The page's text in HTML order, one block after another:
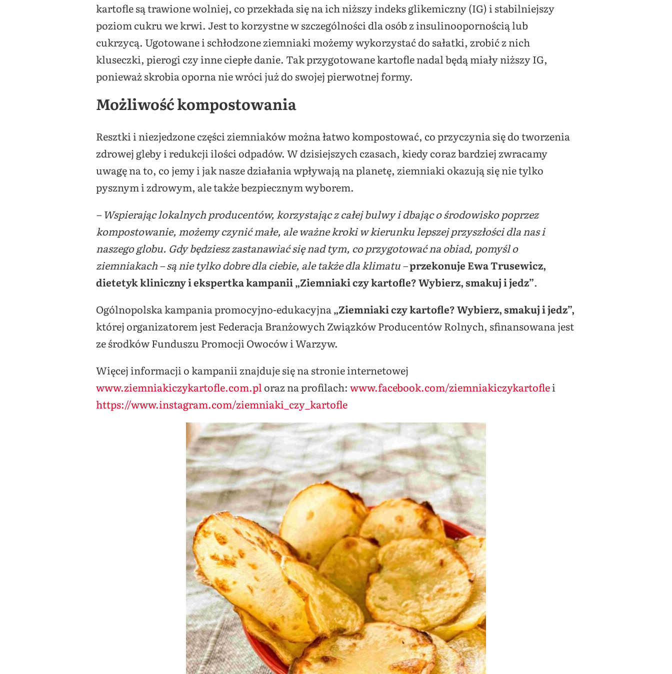
kartofle są trawione wolniej, co przekłada się na ich niższy indeks glikemiczny (IG) i stabilniejszy
poziom cukru we krwi. Jest to korzystne w szczególności dla osób z insulinoopornością lub
cukrzycą. Ugotowane i schłodzone ziemniaki możemy wykorzystać do sałatki, zrobić z nich
kluseczki, pierogi czy inne ciepłe danie. Tak przygotowane kartofle nadal będą miały niższy IG,
ponieważ skrobia oporna nie wróci już do swojej pierwotnej formy.
Możliwość kompostowania
Resztki i niezjedzone części ziemniaków można łatwo kompostować, co przyczynia się do tworzenia
zdrowej gleby i redukcji ilości odpadów. W dzisiejszych czasach, kiedy coraz bardziej zwracamy
uwagę na to, co jemy i jak nasze działania wpływają na planetę, ziemniaki okazują się nie tylko
pysznym i zdrowym, ale także bezpiecznym wyborem.
– Wspierając lokalnych producentów, korzystając z całej bulwy i dbając o środowisko poprzez
kompostowanie, możemy czynić małe, ale ważne kroki w kierunku lepszej przyszłości dla nas i
naszego globu. Gdy będziesz zastanawiać się nad tym, co przygotować na obiad, pomyśl o
ziemniakach – są nie tylko dobre dla ciebie, ale także dla klimatu –przekonuje Ewa Trusewicz,
dietetyk kliniczny i ekspertka kampanii „Ziemniaki czy kartofle? Wybierz, smakuj i jedz”.
Ogólnopolska kampania promocyjno-edukacyjna„Ziemniaki czy kartofle? Wybierz, smakuj i jedz”,
której organizatorem jest Federacja Branżowych Związków Producentów Rolnych, sfinansowana jest
ze środków Funduszu Promocji Owoców i Warzyw.
Więcej informacji o kampanii znajduje się na stronie internetowej
www.ziemniakiczykartofle.com.ploraz na profilach: www.facebook.com/ziemniakiczykartoflei
https://www.instagram.com/ziemniaki_czy_kartofle